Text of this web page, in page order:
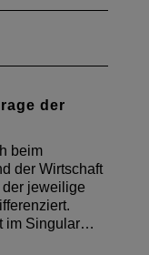
der
beim
der Wirtschaft
der jeweilige
im Singular…